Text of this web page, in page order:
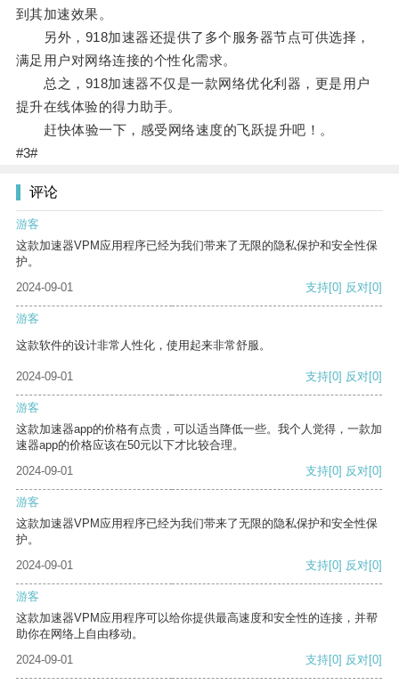
到其加速效果。
另外，918加速器还提供了多个服务器节点可供选择，
满足用户对网络连接的个性化需求。
总之，918加速器不仅是一款网络优化利器，更是用户
提升在线体验的得力助手。
赶快体验一下，感受网络速度的飞跃提升吧！。
#3#
评论
游客
这款加速器VPM应用程序已经为我们带来了无限的隐私保护和安全性保
护。
2024-09-01
支持[0] 反对[0]
游客
这款软件的设计非常人性化，使用起来非常舒服。
2024-09-01 支持[0] 反对[0]
游客
这款加速器app的价格有点贵，可以适当降低一些。我个人觉得，一款加
速器app的价格应该在50元以下才比较合理。
2024-09-01
支持[0] 反对[0]
游客
这款加速器VPM应用程序已经为我们带来了无限的隐私保护和安全性保
护。
2024-09-01
支持[0] 反对[0]
游客
这款加速器VPM应用程序可以给你提供最高速度和安全性的连接，并帮
助你在网络上自由移动。
2024-09-01
支持[0] 反对[0]